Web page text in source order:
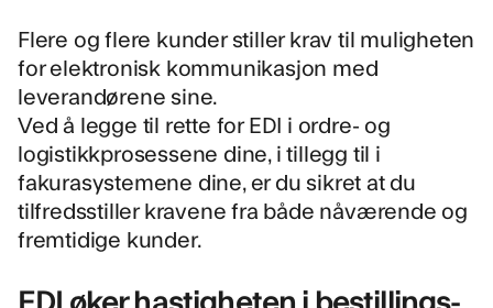
Flere og flere kunder stiller krav til muligheten
for elektronisk kommunikasjon med
leverandørene sine.
Ved å legge til rette for EDI i ordre- og
logistikkprosessene dine, i tillegg til i
fakurasystemene dine, er du sikret at du
tilfredsstiller kravene fra både nåværende og
fremtidige kunder.